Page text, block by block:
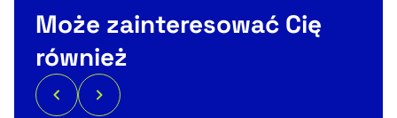
Może zainteresować Cię
również